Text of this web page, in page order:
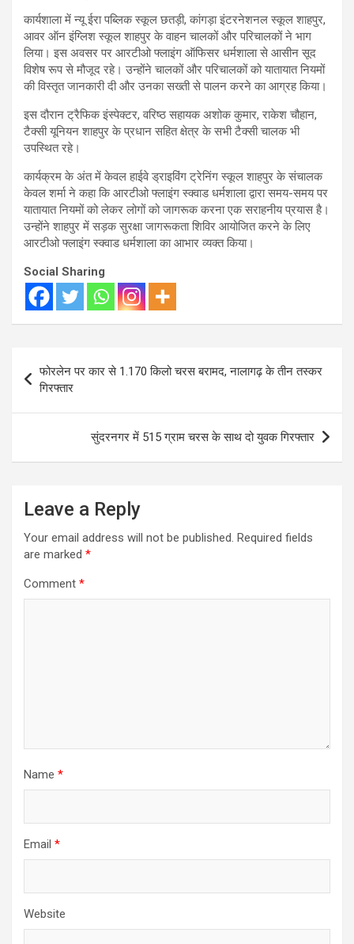
कार्यशाला में न्यू ईरा पब्लिक स्कूल छतड़ी, कांगड़ा इंटरनेशनल स्कूल शाहपुर,
आवर ऑन इंग्लिश स्कूल शाहपुर के वाहन चालकों और परिचालकों ने भाग
लिया। इस अवसर पर आरटीओ फ्लाइंग ऑफिसर धर्मशाला से आसीन सूद
विशेष रूप से मौजूद रहे। उन्होंने चालकों और परिचालकों को यातायात नियमों
की विस्तृत जानकारी दी और उनका सख्ती से पालन करने का आग्रह किया।
इस दौरान ट्रैफिक इंस्पेक्टर, वरिष्ठ सहायक अशोक कुमार, राकेश चौहान,
टैक्सी यूनियन शाहपुर के प्रधान सहित क्षेत्र के सभी टैक्सी चालक भी
उपस्थित रहे।
कार्यक्रम के अंत में केवल हाईवे ड्राइविंग ट्रेनिंग स्कूल शाहपुर के संचालक
केवल शर्मा ने कहा कि आरटीओ फ्लाइंग स्क्वाड धर्मशाला द्वारा समय-समय पर
यातायात नियमों को लेकर लोगों को जागरूक करना एक सराहनीय प्रयास है।
उन्होंने शाहपुर में सड़क सुरक्षा जागरूकता शिविर आयोजित करने के लिए
आरटीओ फ्लाइंग स्क्वाड धर्मशाला का आभार व्यक्त किया।
Social Sharing
Post
navigation
फोरलेन पर कार से 1.170 किलो चरस बरामद, नालागढ़ के तीन तस्कर
गिरफ्तार
सुंदरनगर में 515 ग्राम चरस के साथ दो युवक गिरफ्तार
Leave a Reply
Your email address will not be published. Required fields
are marked *
Comment *
Name *
Email *
Website